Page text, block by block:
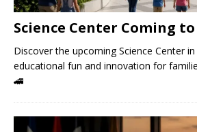
Science Center Coming
Discover the upcoming Science Center
educational fun and innovation for
🚄